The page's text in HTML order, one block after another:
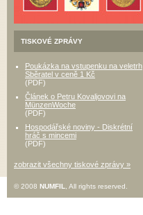
TISKOVÉ ZPRÁVY
Poukázka na vstupenku na veletrh
Sběratel v ceně 1 Kč
(PDF)
Článek o Petru Kovaljovovi na
MünzenWoche
(PDF)
Hospodářské noviny - Diskrétní
hráč s mincemi
(PDF)
zobrazit všechny tiskové zprávy »
© 2008 NUMFIL , All rights reserved.